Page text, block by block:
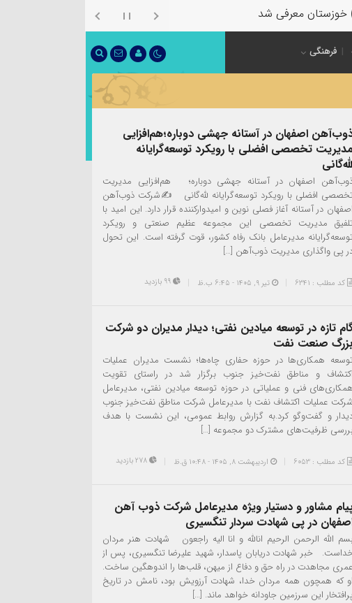
خوزستان معرفی شد
فرهنگی
اصفهان در آستانه جهشی دوباره؛هم‌افزایی
مدیریت تخصصی افضلی با رویکرد توسعه‌گرایانه
لله‌گانی
اصفهان در آستانه جهشی دوباره؛ هم‌افزایی مدیریت
تخصصی افضلی با رویکرد توسعه‌گرایانه لله‌گانی ✍️شرکت ذوب‌آهن
اصفهان در آستانه آغاز فصلی نوین و امیدوارکننده قرار دارد. این امید با
تلفیق مدیریت تخصصی این مجموعه عظیم صنعتی و رویکرد
توسعه‌گرایانه مدیرعامل بانک رفاه کشور، قوت گرفته است. این تحول
پی واگذاری مدیریت ذوب‌آهن […]
کد مطلب : 6341 تیر ۹, ۱۴۰۵ - 6:45 ب.ظ
تازه در توسعه میادین نفتی؛ دیدار مدیران دو شرکت
بزرگ صنعت نفت
توسعه همکاری‌ها در حوزه حفاری چاه‌ها؛ نشست مدیران عملیات
اکتشاف و مناطق نفت‌خیز جنوب برگزار شد در راستای تقویت
همکاری‌های فنی و عملیاتی در حوزه توسعه میادین نفتی، مدیرعامل
شرکت عملیات اکتشاف نفت با مدیرعامل شرکت مناطق نفت‌خیز جنوب
و گفت‌وگو کرد.به گزارش روابط عمومی، این نشست با هدف
ظرفیت‌های مشترک دو مجموعه […]
کد مطلب : 6053 اردیبهشت ۸, ۱۴۰۵ - 10:48 ق.ظ
مشاور و دستیار ویژه مدیرعامل شرکت ذوب آهن
در پی شهادت سردار تنگسیری
الله الرحمن الرحیم انالله و انا الیه راجعون شهادت هنر مردان
خبر شهادت دریابان پاسدار، شهید علیرضا تنگسیری، پس از
عمری مجاهدت در راه حق و دفاع از میهن، قلب‌ها را اندوهگین ساخت.
او که همچون همه مردان خدا، شهادت آرزویش بود، نامش در تاریخ
پرافتخار این سرزمین جاودانه خواهد ماند. […]